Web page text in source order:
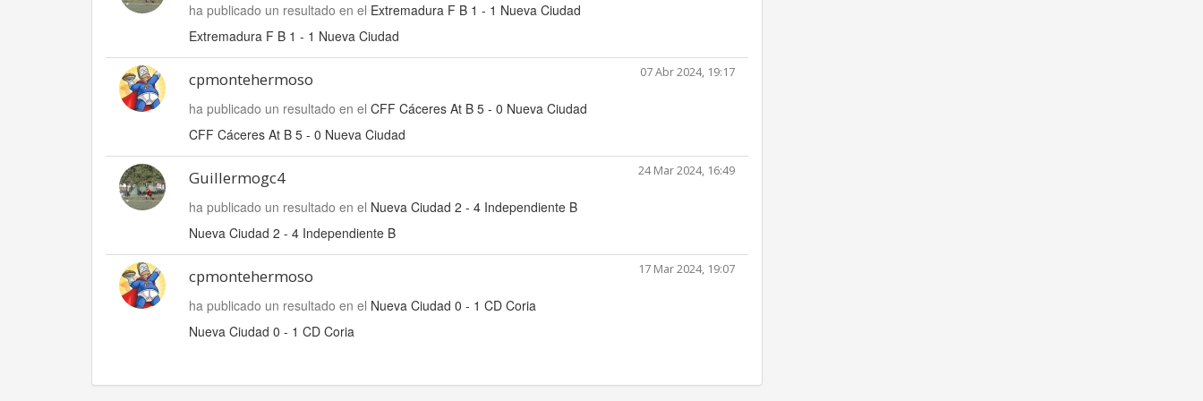
ha publicado un resultado en el Extremadura F B 1 - 1 Nueva Ciudad
Extremadura F B 1 - 1 Nueva Ciudad
cpmontehermoso 07 Abr 2024, 19:17
ha publicado un resultado en el CFF Cáceres At B 5 - 0 Nueva Ciudad
CFF Cáceres At B 5 - 0 Nueva Ciudad
Guillermogc4 24 Mar 2024, 16:49
ha publicado un resultado en el Nueva Ciudad 2 - 4 Independiente B
Nueva Ciudad 2 - 4 Independiente B
cpmontehermoso 17 Mar 2024, 19:07
ha publicado un resultado en el Nueva Ciudad 0 - 1 CD Coria
Nueva Ciudad 0 - 1 CD Coria